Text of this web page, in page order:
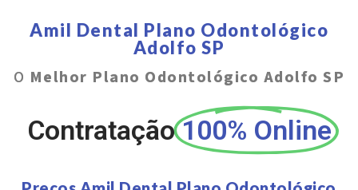
Amil Dental Plano Odontológico
Adolfo SP
O Melhor Plano Odontológico Adolfo SP
Contratação 100% Online